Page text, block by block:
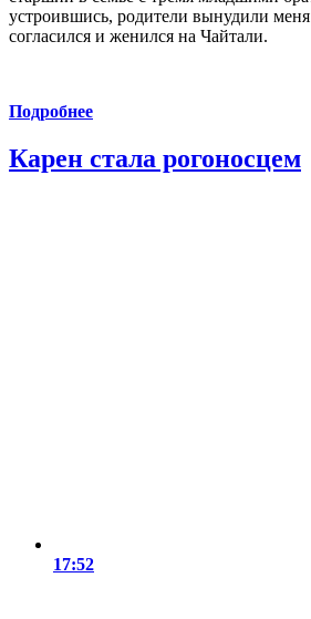
устроившись, родители вынудили
согласился и женился на Чайтали.
Подробнее
Карен стала рогоносцем
17:52